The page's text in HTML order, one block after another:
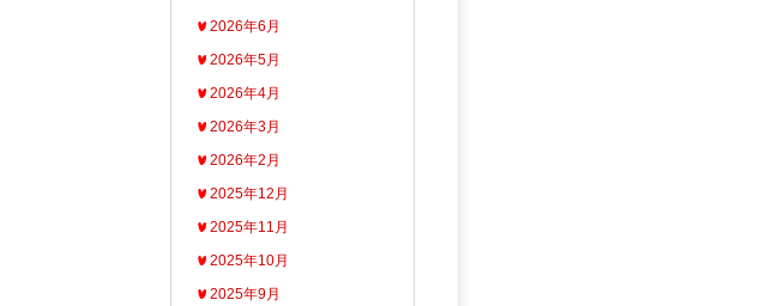
2026年6月
2026年5月
2026年4月
2026年3月
2026年2月
2025年12月
2025年11月
2025年10月
2025年9月